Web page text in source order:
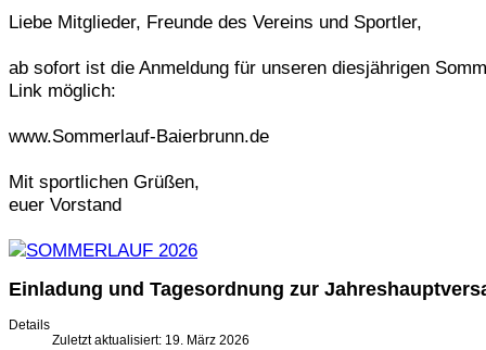
Liebe Mitglieder, Freunde des Vereins und Sportler,
ab sofort ist die Anmeldung für unseren diesjährigen
Link möglich:
www.Sommerlauf-Baierbrunn.de
Mit sportlichen Grüßen,
euer Vorstand
Einladung und Tagesordnung zur
Details
Zuletzt aktualisiert: 19. März 2026